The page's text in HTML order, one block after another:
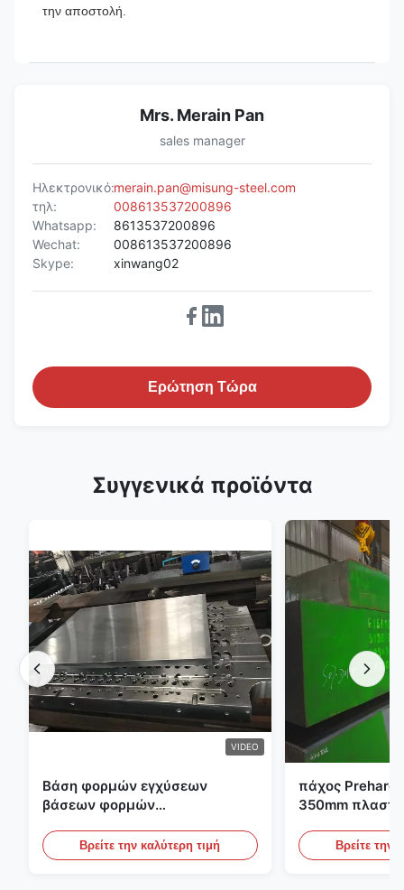
την αποστολή.
Mrs. Merain Pan
sales manager
Ηλεκτρονικό:merain.pan@misung-steel.com
τηλ:
008613537200896
Whatsapp:
8613537200896
Wechat:
008613537200896
Skype:
xinwang02
Ερώτηση Τώρα
Συγγενικά προϊόντα
VIDEO
Βάση φορμών εγχύσεων
βάσεων φορμών
PET
Βρείτε την καλύτερη τιμή
πάχος
350mm
Βρείτε την